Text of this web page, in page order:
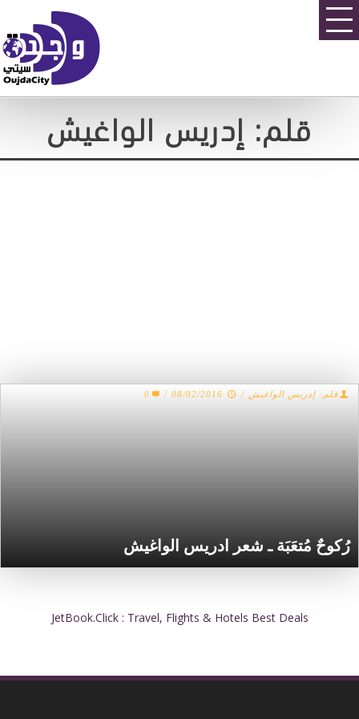
قلم: إدريس الواغيش
رُكوحٌ مُتعَبَة ـ شعر ادريس الواغيش
قلم: إدريس الواغيش /
08/02/2016
/
0
JetBook.Click : Travel, Flights & Hotels Best Deals